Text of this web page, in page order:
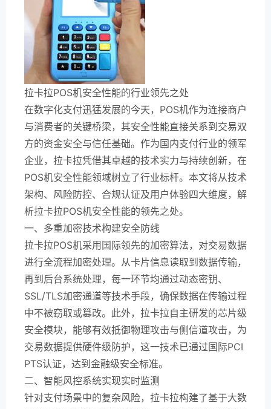
拉卡拉POS机安全性能的行业领先之处
在数字化支付迅猛发展的今天，POS机作为连接商户
与消费者的关键桥梁，其安全性能直接关系到交易双
方的资金安全与信任基础。作为国内支付行业的领军
企业，拉卡拉凭借其卓越的技术实力与持续创新，在
POS机安全性能领域树立了行业标杆。本文将从技术
架构、风险防控、合规认证及用户体验四大维度，解
析拉卡拉POS机安全性能的领先之处。
一、多重加密技术构建安全防线
拉卡拉POS机采用国际领先的加密算法，对交易数据
进行全流程加密处理。从卡片信息读取到数据传输，
再到后台系统处理，每一环节均通过动态密钥、
SSL/TLS加密通道等技术手段，确保数据在传输过程
中不被窃取或篡改。此外，拉卡拉自主研发的芯片级
安全模块，能够有效抵御物理攻击与侧信道攻击，为
交易数据提供硬件级防护，这一技术已通过国际PCI
PTS认证，达到金融级安全标准。
二、智能风控系统实现实时监测
针对支付场景中的复杂风险，拉卡拉构建了基于大数